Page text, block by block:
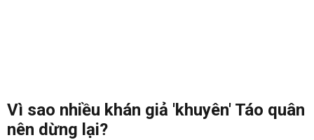
Vì sao nhiều khán giả 'khuyên' Táo quân
nên dừng lại?